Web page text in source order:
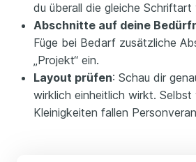
du überall die gleiche
Abschnitte auf deine
Füge bei Bedarf zusätzliche
„Projekt“ ein.
Layout prüfen: Schau dir
wirklich einheitlich wirkt. Selbst
Kleinigkeiten fallen